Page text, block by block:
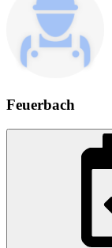
Feuerbach